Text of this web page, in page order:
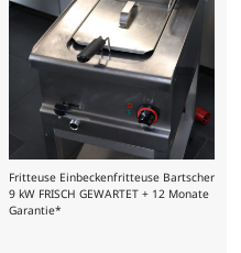
Fritteuse Einbeckenfritteuse Bartscher
9 kW FRISCH GEWARTET + 12 Monate
Garantie*